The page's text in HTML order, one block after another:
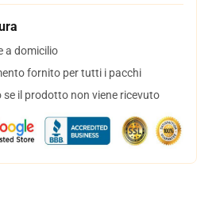
a domicilio
fornito per tutti i pacchi
il prodotto non viene ricevuto